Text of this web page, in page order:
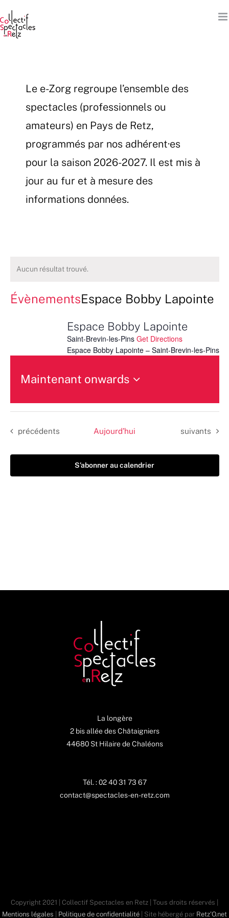
au
contenu
Le e-Zorg regroupe l’ensemble des
spectacles (professionnels ou
amateurs) en Pays de Retz,
programmés par nos adhérent·es
pour la saison 2026-2027. Il est mis à
jour au fur et à mesure des
informations données.
Aucun résultat trouvé.
ÉvènementsEspace Bobby Lapointe
Espace Bobby Lapointe
Saint-Brevin-les-Pins Get Directions
Espace Bobby Lapointe – Saint-Brevin-les-Pins
Maintenant onwards
une
date.
Évènements
précédents Aujourd’hui Évènements
suivants
S’abonner au calendrier
La longère
2 bis allée des Châtaigniers
44680 St Hilaire de Chaléons
Tél. : 02 40 31 73 67
contact@spectacles-en-retz.com
Copyright 2021 | Collectif Spectacles en Retz | Tous droits réservés |
Mentions légales
Politique de confidentialité | Site hébergé par Retz'O.net